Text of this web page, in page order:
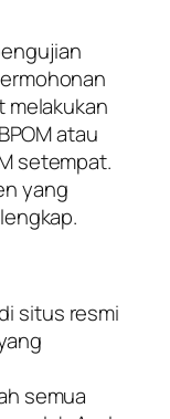
melakukan
atau
setempat.
yang
situs resmi
semua